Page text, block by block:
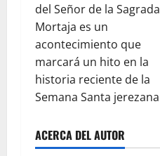
del Señor de la Sagrada
Mortaja es un
acontecimiento que
marcará un hito en la
historia reciente de la
Semana Santa jerezana
ACERCA DEL AUTOR